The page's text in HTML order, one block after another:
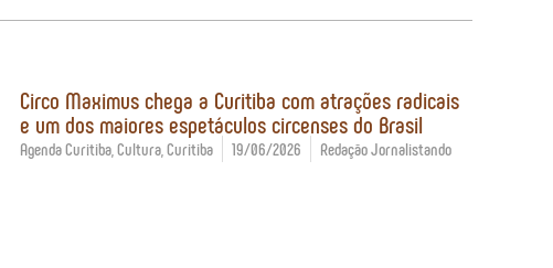
Circo Maximus chega a Curitiba com atrações radicais
e um dos maiores espetáculos circenses do Brasil
Agenda Curitiba, Cultura, Curitiba 19/06/2026 Redação Jornalistando